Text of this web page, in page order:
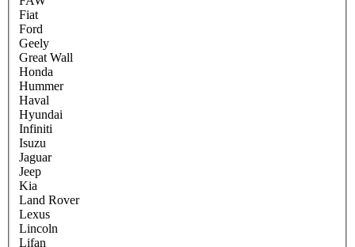
Fiat
Ford
Geely
Great Wall
Honda
Hummer
Haval
Hyundai
Infiniti
Isuzu
Jaguar
Jeep
Kia
Land Rover
Lexus
Lincoln
Lifan